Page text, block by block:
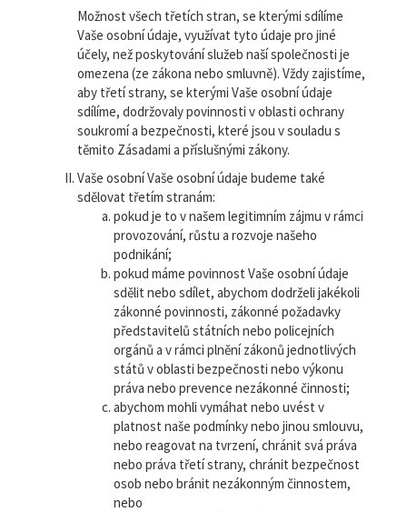
Možnost všech třetích stran, se kterými sdílíme
Vaše osobní údaje, využívat tyto údaje pro jiné
účely, než poskytování služeb naší společnosti je
omezena (ze zákona nebo smluvně). Vždy zajistíme,
aby třetí strany, se kterými Vaše osobní údaje
sdílíme, dodržovaly povinnosti v oblasti ochrany
soukromí a bezpečnosti, které jsou v souladu s
těmito Zásadami a příslušnými zákony.
Vaše osobní Vaše osobní údaje budeme také
sdělovat třetím stranám:
pokud je to v našem legitimním zájmu v rámci
provozování, růstu a rozvoje našeho
podnikání;
pokud máme povinnost Vaše osobní údaje
sdělit nebo sdílet, abychom dodrželi jakékoli
zákonné povinnosti, zákonné požadavky
představitelů státních nebo policejních
orgánů a v rámci plnění zákonů jednotlivých
států v oblasti bezpečnosti nebo výkonu
práva nebo prevence nezákonné činnosti;
abychom mohli vymáhat nebo uvést v
platnost naše podmínky nebo jinou smlouvu,
nebo reagovat na tvrzení, chránit svá práva
nebo práva třetí strany, chránit bezpečnost
osob nebo bránit nezákonným činnostem,
nebo